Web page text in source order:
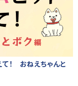
！ おねえちゃんと